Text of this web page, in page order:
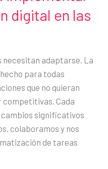
digital en las
necesitan adaptarse. La
para todas
que no quieran
competitivas. Cada
significativos
colaboramos y nos
de tareas